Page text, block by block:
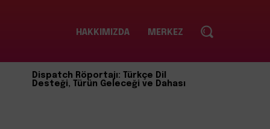
HAKKIMIZDA MERKEZ
Dispatch Röportajı: Türkçe Dil
Desteği, Türün Geleceği ve Dahası